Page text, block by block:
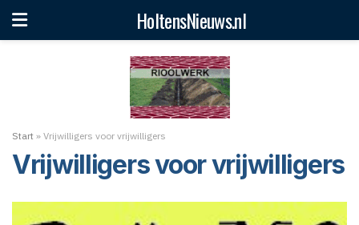
HoltensNieuws.nl
Start » Vrijwilligers voor vrijwilligers
Vrijwilligers voor vrijwilligers